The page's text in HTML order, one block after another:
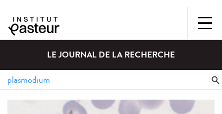
LE JOURNAL DE LA RECHERCHE